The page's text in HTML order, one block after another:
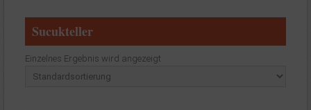
Sucukteller
Einzelnes Ergebnis wird angezeigt